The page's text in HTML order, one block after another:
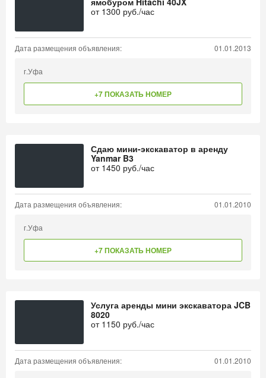
от 1300 руб./час
Дата размещения объявления: 01.01.2013
г.Уфа
+7 ПОКАЗАТЬ НОМЕР
Сдаю мини-экскаватор в аренду
Yanmar B3
от 1450 руб./час
Дата размещения объявления: 01.01.2010
г.Уфа
+7 ПОКАЗАТЬ НОМЕР
Услуга аренды мини экскаватора JCB
8020
от 1150 руб./час
Дата размещения объявления: 01.01.2010